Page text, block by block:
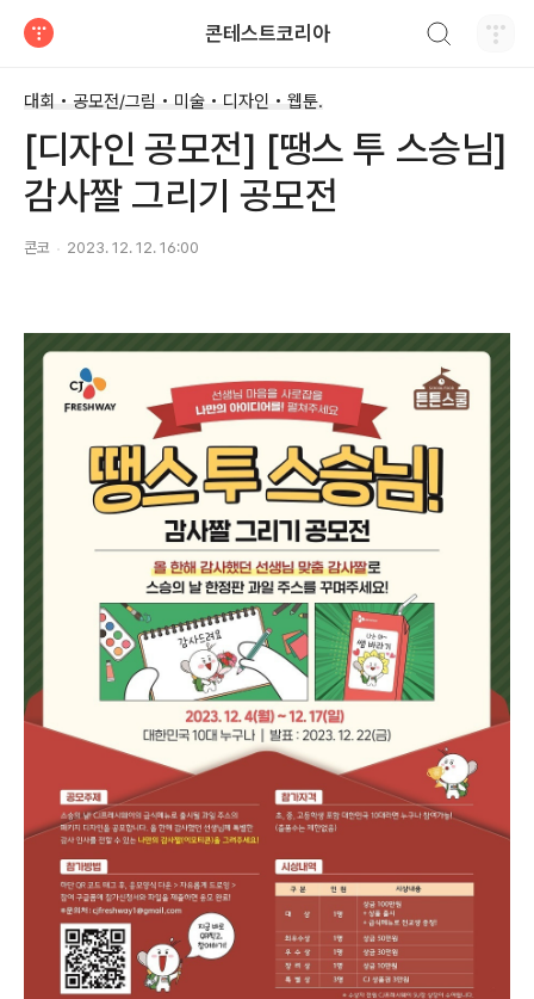
콘테스트코리아
대회 • 공모전/그림 • 미술 • 디자인 • 웹툰.
[디자인 공모전] [땡스 투 스승님]
감사짤 그리기 공모전
콘코 2023. 12. 12. 16:00